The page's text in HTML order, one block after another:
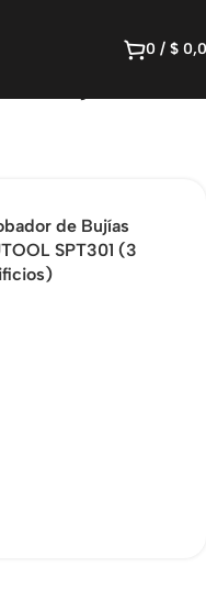
0 / $
de Bujías
SPT301 (3